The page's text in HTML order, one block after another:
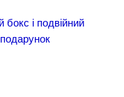
і подвійний